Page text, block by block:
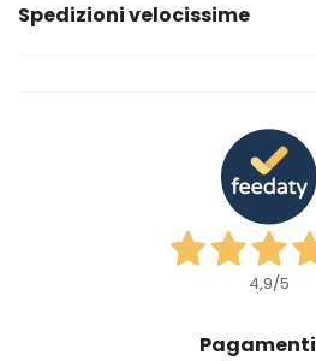
Spedizioni velocissime
4,9/5
Pagamenti